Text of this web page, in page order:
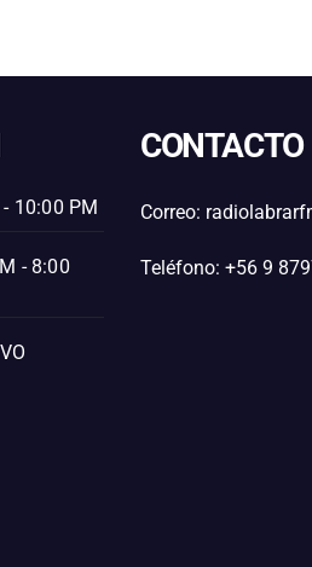
- 10:00 PM
- 8:00
CONTACTO
Correo:
Teléfono: +56 9